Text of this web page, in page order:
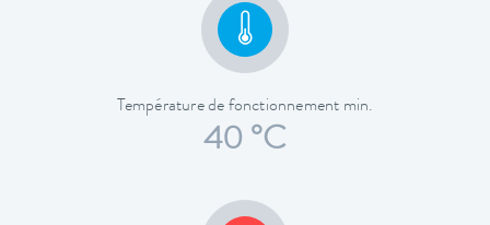
Température de fonctionnement min.
40 °C